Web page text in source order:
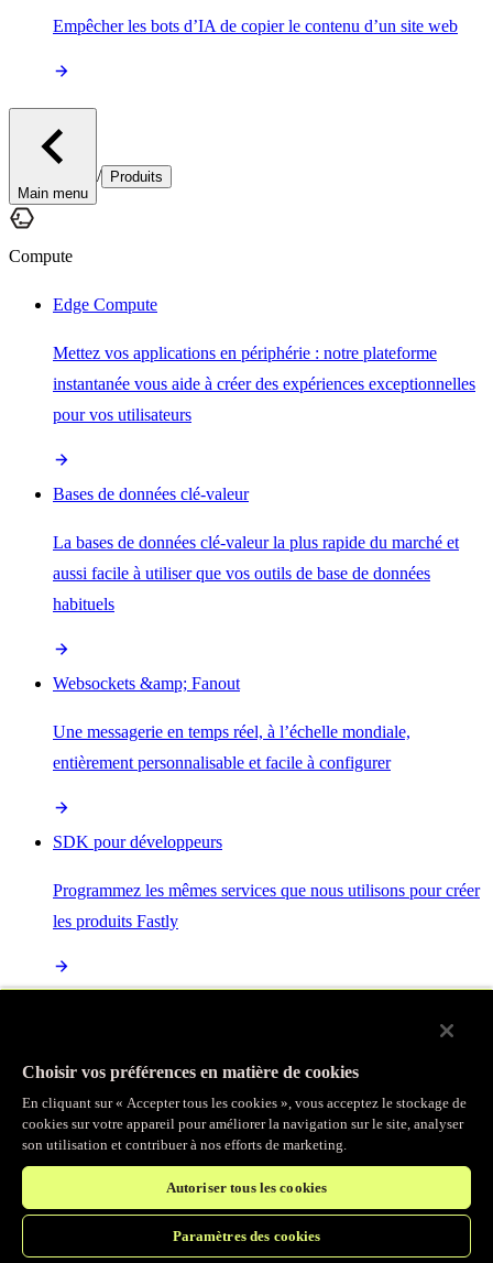
Empêcher les bots d’IA de copier le contenu d’un site web
Main menu
/ Produits
Compute
Edge Compute
Mettez vos applications en périphérie : notre plateforme
instantanée vous aide à créer des expériences exceptionnelles
pour vos utilisateurs
Bases de données clé-valeur
La bases de données clé-valeur la plus rapide du marché et
aussi facile à utiliser que vos outils de base de données
habituels
Websockets &amp; Fanout
Une messagerie en temps réel, à l’échelle mondiale,
entièrement personnalisable et facile à configurer
SDK pour développeurs
Programmez les mêmes services que nous utilisons pour créer
les produits Fastly
sur des normes ouvertes et intégrée à la suite complète de
produits Fastly
Accélérez vos charges de travail d’IA et gagnez en efficacité
Choisir vos préférences en matière de cookies
En cliquant sur « Accepter tous les cookies », vous acceptez le stockage de
cookies sur votre appareil pour améliorer la navigation sur le site, analyser
son utilisation et contribuer à nos efforts de marketing.
Autoriser tous les cookies
Paramètres des cookies